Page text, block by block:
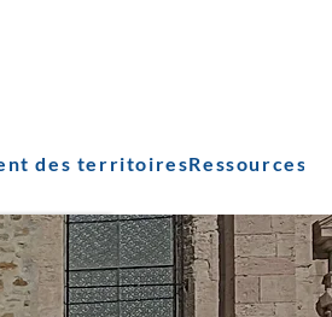
des territoiresRessources